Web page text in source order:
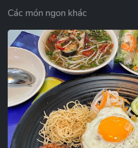
Các món ngon khác